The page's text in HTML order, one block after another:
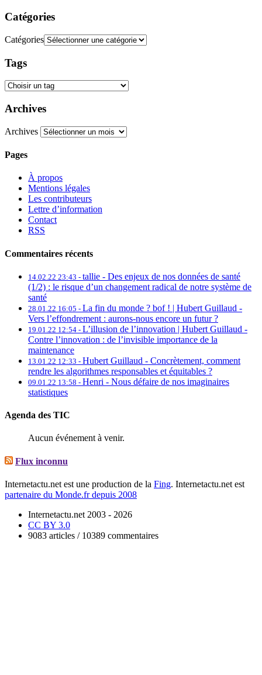
Catégories
Catégories
Tags
Archives
Archives
Pages
À propos
Mentions légales
Les contributeurs
Lettre d’information
Contact
RSS
Commentaires récents
14.02.22 23:43 - tallie - Des enjeux de nos données de santé
(1/2) : le risque d’un changement radical de notre système de
santé
28.01.22 16:05 - La fin du monde ? bof ! | Hubert Guillaud -
Vers l’effondrement : aurons-nous encore un futur ?
19.01.22 12:54 - L’illusion de l’innovation | Hubert Guillaud -
Contre l’innovation : de l’invisible importance de la
maintenance
13.01.22 12:33 - Hubert Guillaud - Concrètement, comment
rendre les algorithmes responsables et équitables ?
09.01.22 13:58 - Henri - Nous défaire de nos imaginaires
statistiques
Agenda des TIC
Aucun événement à venir.
Flux inconnu
Internetactu.net est une production de la Fing. Internetactu.net est
partenaire du Monde.fr depuis 2008
Internetactu.net 2003 - 2026
CC BY 3.0
9083 articles / 10389 commentaires